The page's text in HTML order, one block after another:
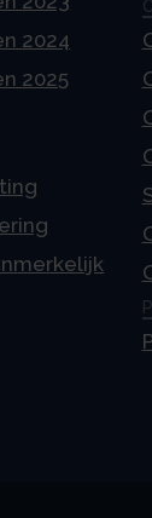
2024
2025
P